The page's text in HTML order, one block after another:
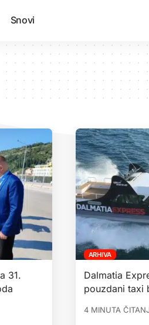
Snovi
31.
ARHIVA
Dalmatia
pouzdani taxi
4 MINUTA